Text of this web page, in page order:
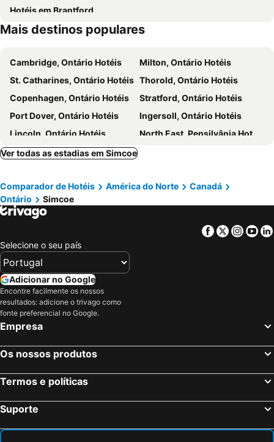
Hotéis em Brantford
Mais destinos populares
Cambridge, Ontário Hotéis
Milton, Ontário Hotéis
St. Catharines, Ontário Hotéis Thorold, Ontário Hotéis
Copenhagen, Ontário Hotéis
Stratford, Ontário Hotéis
Port Dover, Ontário Hotéis
Ingersoll, Ontário Hotéis
Lincoln, Ontário Hotéis
North East, Pensilvânia Hotéis
Fonthill, Ontário Hotéis
Cataratas do Niágara, Ontário Hotéis
Montreal, Quebeque Hotéis
Vancouver, Columbia Britânica Hotéis
Quebec-City, Quebeque Hotéis
Mississauga, Ontário Hotéis
Jasper, Alberta Hotéis
London, Ontário Hotéis
Ver todas as estadias em Simcoe
Comparador de Hotéis América do Norte
Canadá
Ontário
Simcoe
Facebook
Twitter
Selecione o seu país
Adicionar no Google
Encontre facilmente os nossos
resultados: adicione o trivago como
fonte preferencial no Google.
Empresa
Os nossos produtos
Termos e políticas
Suporte